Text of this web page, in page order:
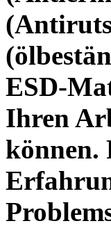
ESD-
Ihren
können.